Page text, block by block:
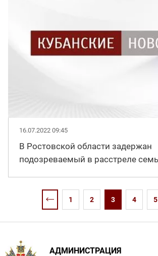
16.07.2022 09:45
В Ростовской области задержан
подозреваемый в расстреле
1 2 3 4 5
АДМИНИСТРАЦИЯ